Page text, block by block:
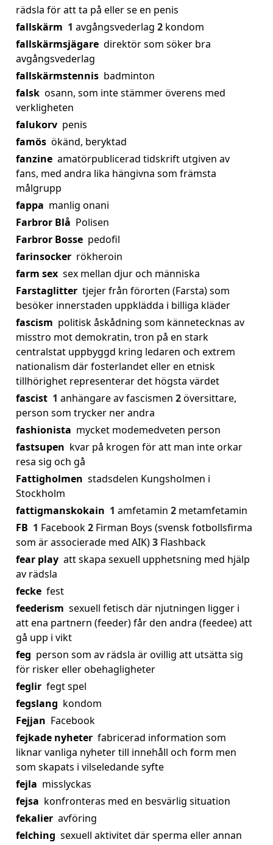
rädsla för att ta på eller se en penis
fallskärm 1 avgångsvederlag 2 kondom
fallskärmsjägare direktör som söker bra
avgångsvederlag
fallskärmstennis badminton
falsk osann, som inte stämmer överens med
verkligheten
falukorv penis
famös ökänd, beryktad
fanzine amatörpublicerad tidskrift utgiven av
fans, med andra lika hängivna som främsta
målgrupp
fappa manlig onani
Farbror Blå Polisen
Farbror Bosse pedofil
farinsocker rökheroin
farm sex sex mellan djur och människa
Farstaglitter tjejer från förorten (Farsta) som
besöker innerstaden uppklädda i billiga kläder
fascism politisk åskådning som kännetecknas av
misstro mot demokratin, tron på en stark
centralstat uppbyggd kring ledaren och extrem
nationalism där fosterlandet eller en etnisk
tillhörighet representerar det högsta värdet
fascist 1 anhängare av fascismen 2översittare,
person som trycker ner andra
fashionista mycket modemedveten person
fastsupen kvar på krogen för att man inte orkar
resa sig och gå
Fattigholmen stadsdelen Kungsholmen i
Stockholm
fattigmanskokain 1 amfetamin 2 metamfetamin
FB 1 Facebook2 Firman Boys (svensk fotbollsfirma
som är associerade med AIK)3 Flashback
fear play att skapa sexuell upphetsning med hjälp
av rädsla
fecke fest
feederism sexuell fetisch där njutningen ligger i
att ena partnern (feeder) får den andra (feedee) att
gå upp i vikt
feg person som av rädsla är ovillig att utsätta sig
för risker eller obehagligheter
feglir fegt spel
fegslang kondom
Fejjan Facebook
fejkade nyheter fabricerad information som
liknar vanliga nyheter till innehåll och form men
som skapats i vilseledande syfte
fejla misslyckas
fejsa konfronteras med en besvärlig situation
fekalier avföring
felching sexuell aktivitet där sperma eller annan